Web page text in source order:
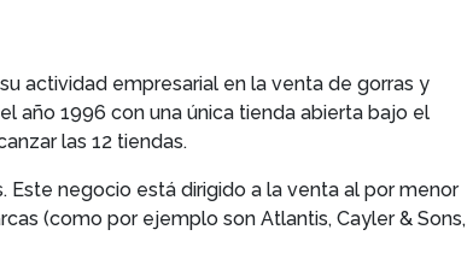
actividad empresarial en la venta de gorras y
año 1996 con una única tienda abierta bajo el
las 12 tiendas.
Este negocio está dirigido a la venta al por menor
(como por ejemplo son Atlantis, Cayler & Sons,